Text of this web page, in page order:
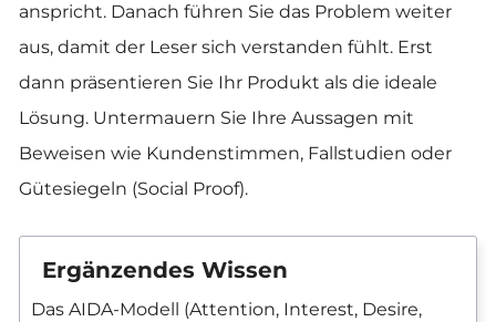
anspricht. Danach führen Sie das Problem weiter
aus, damit der Leser sich verstanden fühlt. Erst
dann präsentieren Sie Ihr Produkt als die ideale
Lösung. Untermauern Sie Ihre Aussagen mit
Beweisen wie Kundenstimmen, Fallstudien oder
Gütesiegeln (Social Proof).
Ergänzendes Wissen
Das AIDA-Modell (Attention, Interest, Desire,